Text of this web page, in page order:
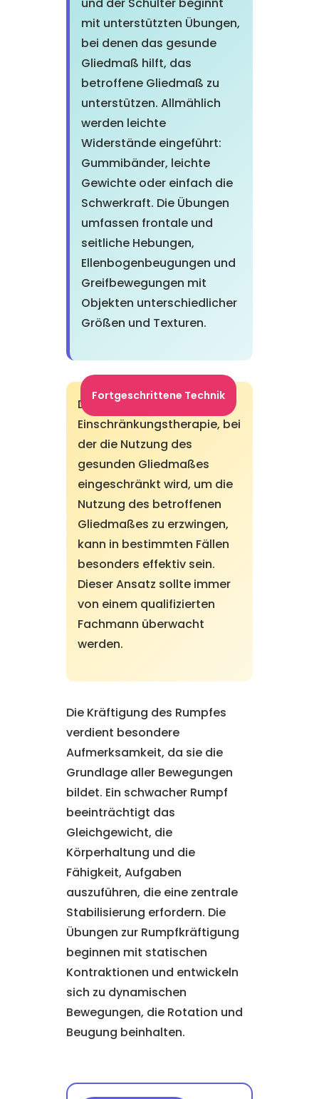
mit unterstützten Übungen,
bei denen das gesunde
Gliedmaß hilft, das
betroffene Gliedmaß zu
unterstützen. Allmählich
werden leichte
Widerstände eingeführt:
Gummibänder, leichte
Gewichte oder einfach die
Schwerkraft. Die Übungen
umfassen frontale und
seitliche Hebungen,
Ellenbogenbeugungen und
Greifbewegungen mit
Objekten unterschiedlicher
Größen und Texturen.
Fortgeschrittene Technik
Die induzierte
Einschränkungstherapie, bei
der die Nutzung des
gesunden Gliedmaßes
eingeschränkt wird, um die
Nutzung des betroffenen
Gliedmaßes zu erzwingen,
kann in bestimmten Fällen
besonders effektiv sein.
Dieser Ansatz sollte immer
von einem qualifizierten
Fachmann überwacht
werden.
Die Kräftigung des Rumpfes
verdient besondere
Aufmerksamkeit, da sie die
Grundlage aller Bewegungen
bildet. Ein schwacher Rumpf
beeinträchtigt das
Gleichgewicht, die
Körperhaltung und die
Fähigkeit, Aufgaben
auszuführen, die eine zentrale
Stabilisierung erfordern. Die
Übungen zur Rumpfkräftigung
beginnen mit statischen
Kontraktionen und entwickeln
sich zu dynamischen
Bewegungen, die Rotation und
Beugung beinhalten.